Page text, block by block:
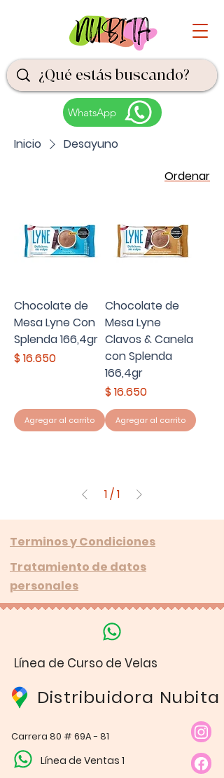
WhatsApp
Inicio
Desayuno
Ordenar
Chocolate de
Mesa Lyne Con
Splenda 166,4gr
Precio
$ 16.650
Agregar al carrito
Chocolate de
Mesa Lyne
Clavos & Canela
con Splenda
166,4gr
Precio
$ 16.650
Agregar al carrito
1/1
Terminos y Condiciones
Tratamiento de datos
personales
Línea de Curso de Velas
Distribuidora Nubita
Carrera 80 # 69A - 81
Línea de Ventas 1